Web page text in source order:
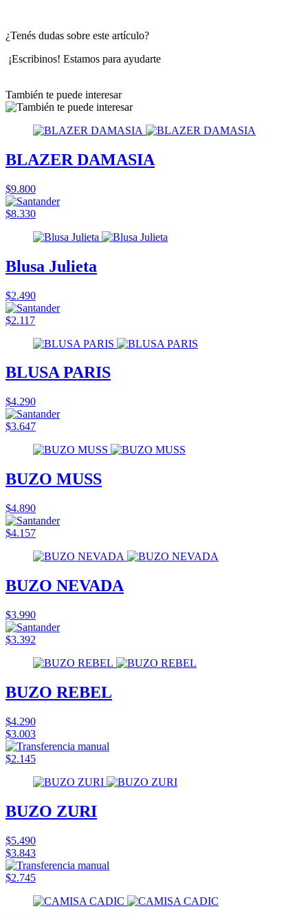
¿Tenés dudas sobre este artículo?
¡Escribinos! Estamos para ayudarte
También te puede interesar
BLAZER DAMASIA
$9.800
$8.330
Blusa Julieta
$2.490
$2.117
BLUSA PARIS
$4.290
$3.647
BUZO MUSS
$4.890
$4.157
BUZO NEVADA
$3.990
$3.392
BUZO REBEL
$4.290
$3.003
$2.145
BUZO ZURI
$5.490
$3.843
$2.745